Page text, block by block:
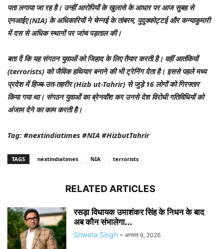
पता लगाया जा रह है। उन्हीं आरोपियों के खुलासे के आधार पर आज सुबह से
एनआईए (NIA) के अधिकारियों ने चेन्नई के तांबरम, पुदुक्कोट्टई और कन्याकुमारी
में दस से अधिक स्थानों पर जांच पड़ताल की।
बता दें कि यह संगठन युवाओं को जिहाद के लिए तैयार करती है। वहीं आतंकियों
(terrorists) को जैविक हथियार बनाने की भी ट्रेनिंग देता है। इससे पहले मध्य
प्रदेश में हिज्ब-उत-तहरीर (Hizb ut-Tahrir) से जुड़े 16 लोगों को गिरफ्तार
किया गया था। संगठन युवाओं का ब्रेनवॉश कर उनसे देश विरोधी गतिविधियों को
अंजाम देने का काम करती है।
Tag: #nextindiatimes #NIA #HizbutTahrir
TAGS nextindiatimes NIA terrorists
RELATED ARTICLES
रसड़ा विधायक उमाशंकर सिंह के निधन के बाद
अब कौन संभालेगा...
Shweta Singh - अगस्त 6, 2026